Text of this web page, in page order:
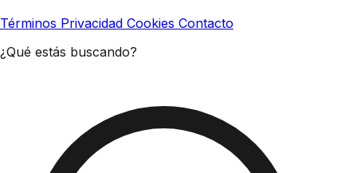
Términos Privacidad Cookies Contacto
¿Qué estás buscando?